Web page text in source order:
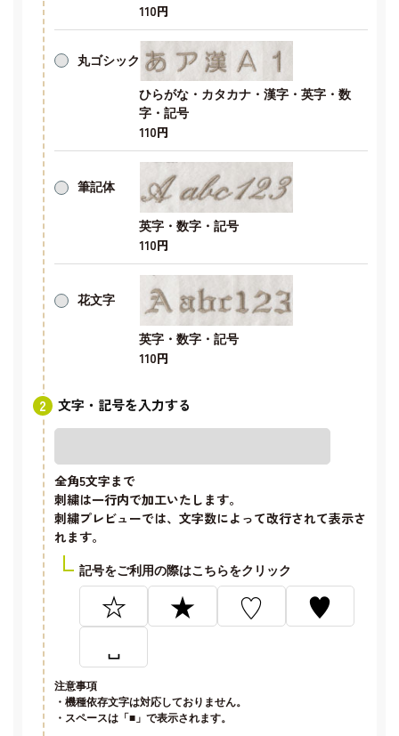
110円
丸ゴシック
ひらがな・カタカナ・漢字・英字・数
字・記号
110円
筆記体
英字・数字・記号
110円
花文字
英字・数字・記号
110円
文字・記号を入力する
全角5文字まで
刺繍は一行内で加工いたします。
刺繍プレビューでは、文字数によって改行されて表示さ
れます。
記号をご利用の際はこちらをクリック
☆ ★ ♡
♥
␣
注意事項
・機種依存文字は対応しておりません。
・スペースは「■」で表示されます。